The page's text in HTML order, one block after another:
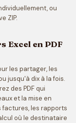
ou
ZIP.
Excel en PDF
les partager, les
jusqu'à dix à la fois.
des PDF qui
et la mise en
factures, les rapports
où le destinataire